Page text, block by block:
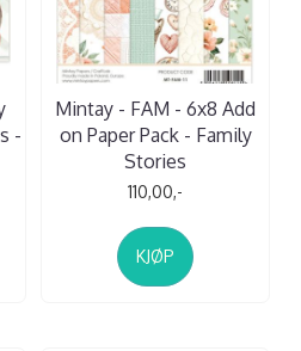
-
Mintay - FAM - 6x8 Add
on Paper Pack - Family
Stories
110,00,-
KJØP